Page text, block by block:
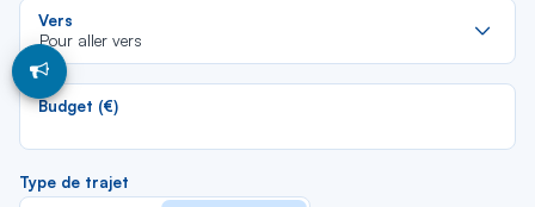
Vers
Pour aller vers
Budget (€)
Type de trajet